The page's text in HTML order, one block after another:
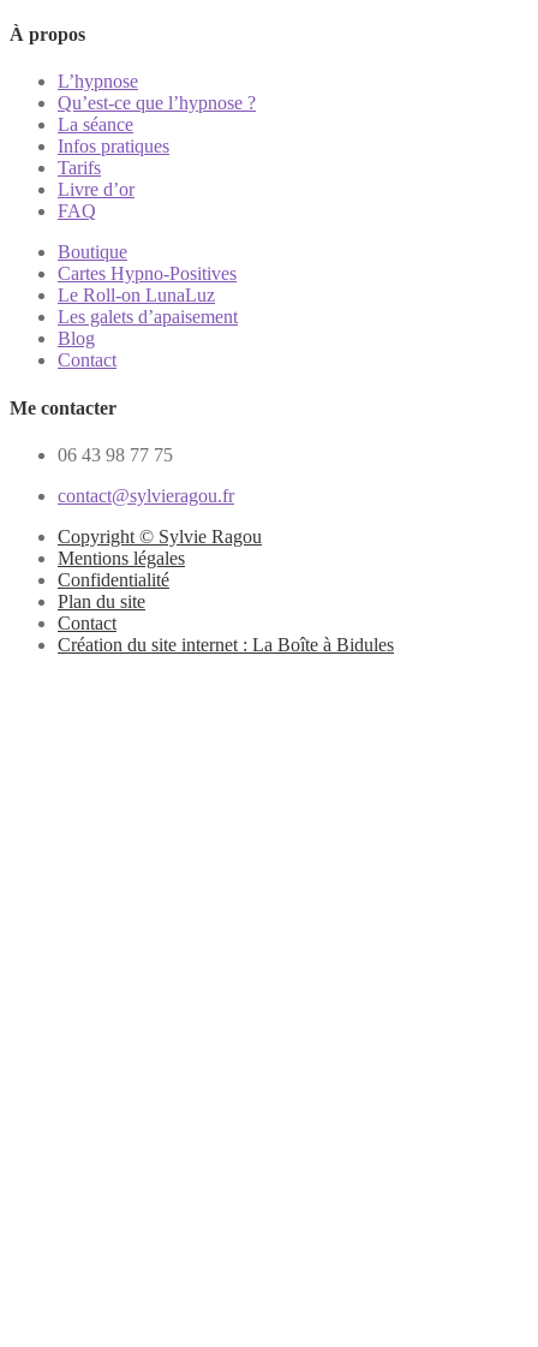
À propos
L’hypnose
Qu’est-ce que l’hypnose ?
La séance
Infos pratiques
Tarifs
Livre d’or
FAQ
Boutique
Cartes Hypno-Positives
Le Roll-on LunaLuz
Les galets d’apaisement
Blog
Contact
Me contacter
06 43 98 77 75
contact@sylvieragou.fr
Copyright © Sylvie Ragou
Mentions légales
Confidentialité
Plan du site
Contact
Création du site internet : La Boîte à Bidules